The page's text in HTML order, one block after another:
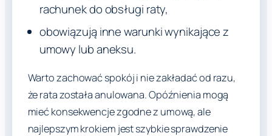
rachunek do obsługi raty,
obowiązują inne warunki wynikające z
umowy lub aneksu.
Warto zachować spokój i nie zakładać od razu,
że rata została anulowana. Opóźnienia mogą
mieć konsekwencje zgodne z umową, ale
najlepszym krokiem jest szybkie sprawdzenie